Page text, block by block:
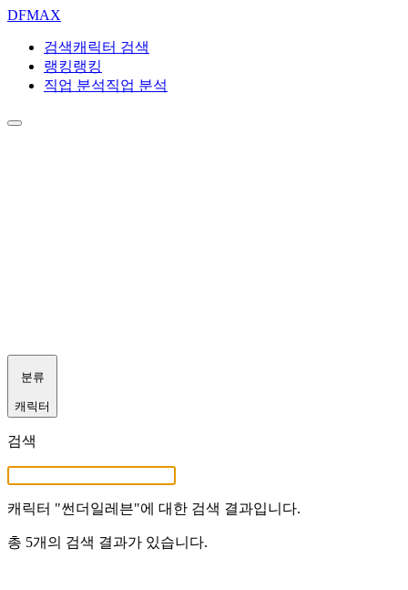
DFMAX
검색캐릭터 검색
랭킹랭킹
직업 분석직업 분석
분류
캐릭터
검색
캐릭터 "썬더일레븐"에 대한 검색 결과입니다.
총 5개의 검색 결과가 있습니다.